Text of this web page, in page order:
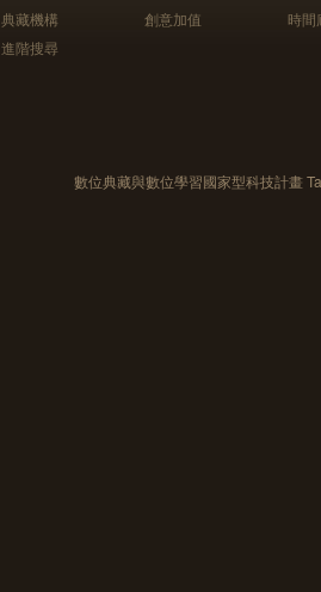
典藏機構
進階搜尋
創意加值 時間
數位典藏與數位學習國家型科技計畫